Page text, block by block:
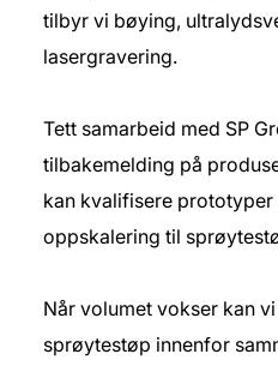
tilbyr vi bøying,
lasergravering.
Tett samarbeid med SP
tilbakemelding på
kan kvalifisere
oppskalering til
Når volumet vokser kan
sprøytestøp innenfor